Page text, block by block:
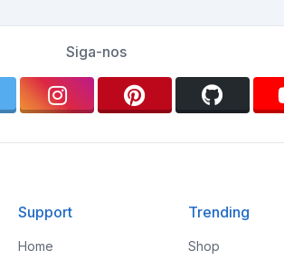
Siga-nos
Support
Home
Trending
Shop